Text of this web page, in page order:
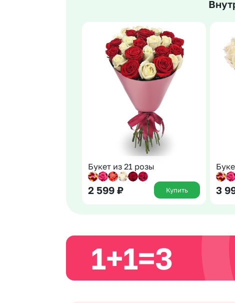
Гипсофила
Гортензии
Ирисы
Сухоцветы
Эустома
Букет из 21 розы
2 599 ₽ Купить 3
1+1=3